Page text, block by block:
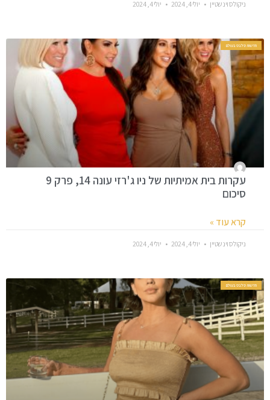
ניקולס וינשטיין יולי 4, 2024 יולי 4, 2024
חדשות סלבס בעולם
עקרות בית אמיתיות של ניו ג'רזי עונה 14, פרק 9
סיכום
קרא עוד »
ניקולס וינשטיין יולי 4, 2024 יולי 4, 2024
חדשות סלבס בעולם